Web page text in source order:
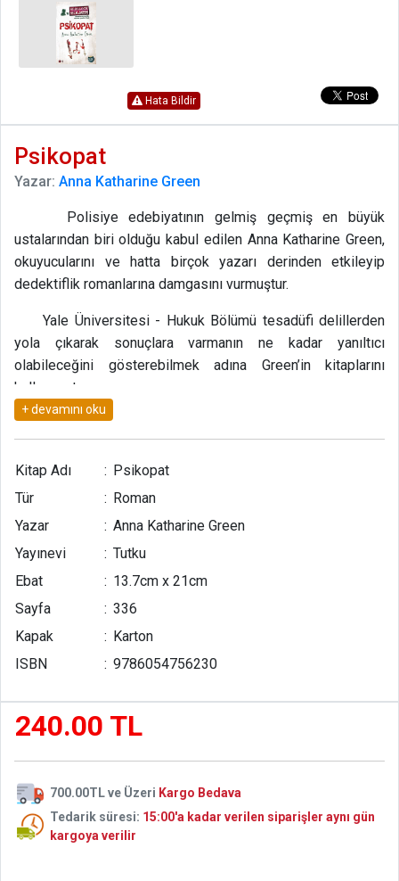
Hata Bildir
Psikopat
Yazar: Anna Katharine Green
Polisiye edebiyatının gelmiş geçmiş en büyük
ustalarından biri olduğu kabul edilen Anna Katharine Green,
okuyucularını ve hatta birçok yazarı derinden etkileyip
dedektiflik romanlarına damgasını vurmuştur.
Yale Üniversitesi - Hukuk Bölümü tesadüfi delillerden
yola çıkarak sonuçlara varmanın ne kadar yanıltıcı
olabileceğini gösterebilmek adına Green’in kitaplarını
kullanmıştır.
“Psikopat” elinizden bırakamayacağınız, hayretler
artan bir Anna Katharine Green başyapıtı.
Kitap Adı : Psikopat
Tür
: Roman
Yazar
: Anna Katharine Green
Yayınevi
: Tutku
Ebat
: 13.7cm x 21cm
Sayfa
: 336
Kapak
: Karton
ISBN
: 9786054756230
240.00 TL
700.00TL ve Üzeri Kargo Bedava
Tedarik süresi: 15:00'a kadar verilen siparişler aynı gün
kargoya verilir